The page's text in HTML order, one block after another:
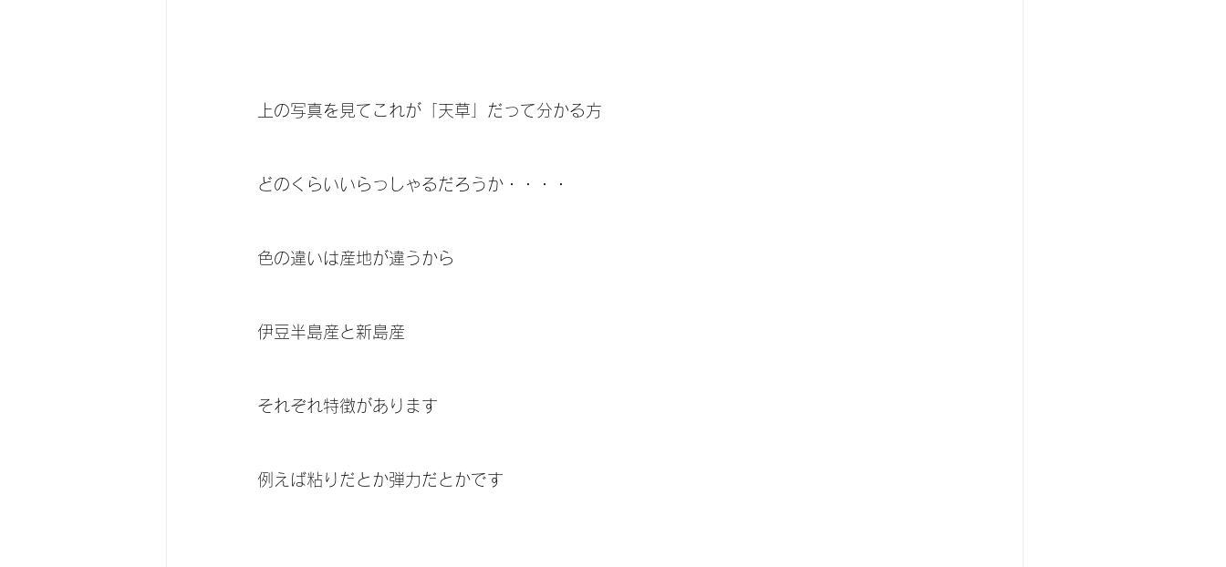
上の写真を見てこれが「天草」だって分かる方
どのくらいいらっしゃるだろうか・・・・
色の違いは産地が違うから
伊豆半島産と新島産
それぞれ特徴があります
例えば粘りだとか弾力だとかです